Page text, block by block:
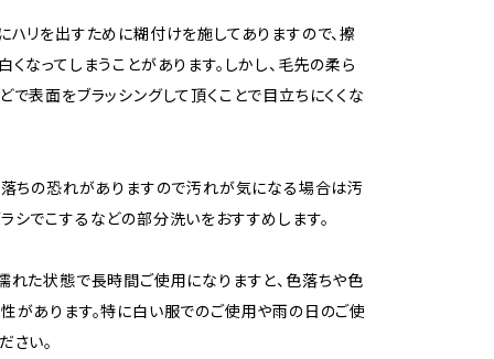
ハリを出すために糊付けを施してありますので、擦
くなってしまうことがあります。しかし、毛先の柔ら
で表面をブラッシングして頂くことで目立ちにくくな
落ちの恐れがありますので汚れが気になる場合は汚
シでこするなどの部分洗いをおすすめします。
れた状態で長時間ご使用になりますと、色落ちや色
があります。特に白い服でのご使用や雨の日のご使
さい。